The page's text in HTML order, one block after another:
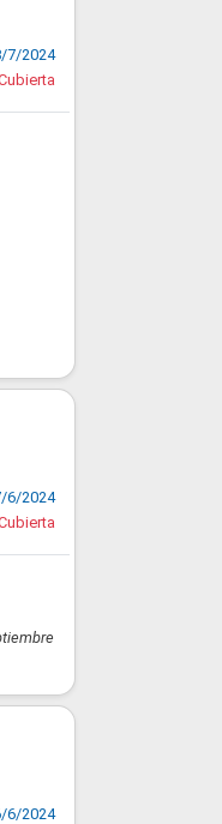
7/2024
6/2024
6/2024